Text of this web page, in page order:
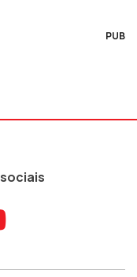
PUB
ao ao
Aceder